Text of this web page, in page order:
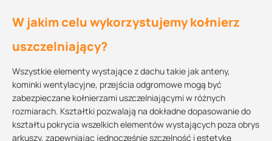
W jakim celu wykorzystujemy kołnierz
uszczelniający?
Wszystkie elementy wystające z dachu takie jak anteny,
kominki wentylacyjne, przejścia odgromowe mogą być
zabezpieczane kołnierzami uszczelniającymi w różnych
rozmiarach. Kształtki pozwalają na dokładne dopasowanie do
kształtu pokrycia wszelkich elementów wystających poza obrys
arkuszy, zapewniając jednocześnie szczelność i estetykę